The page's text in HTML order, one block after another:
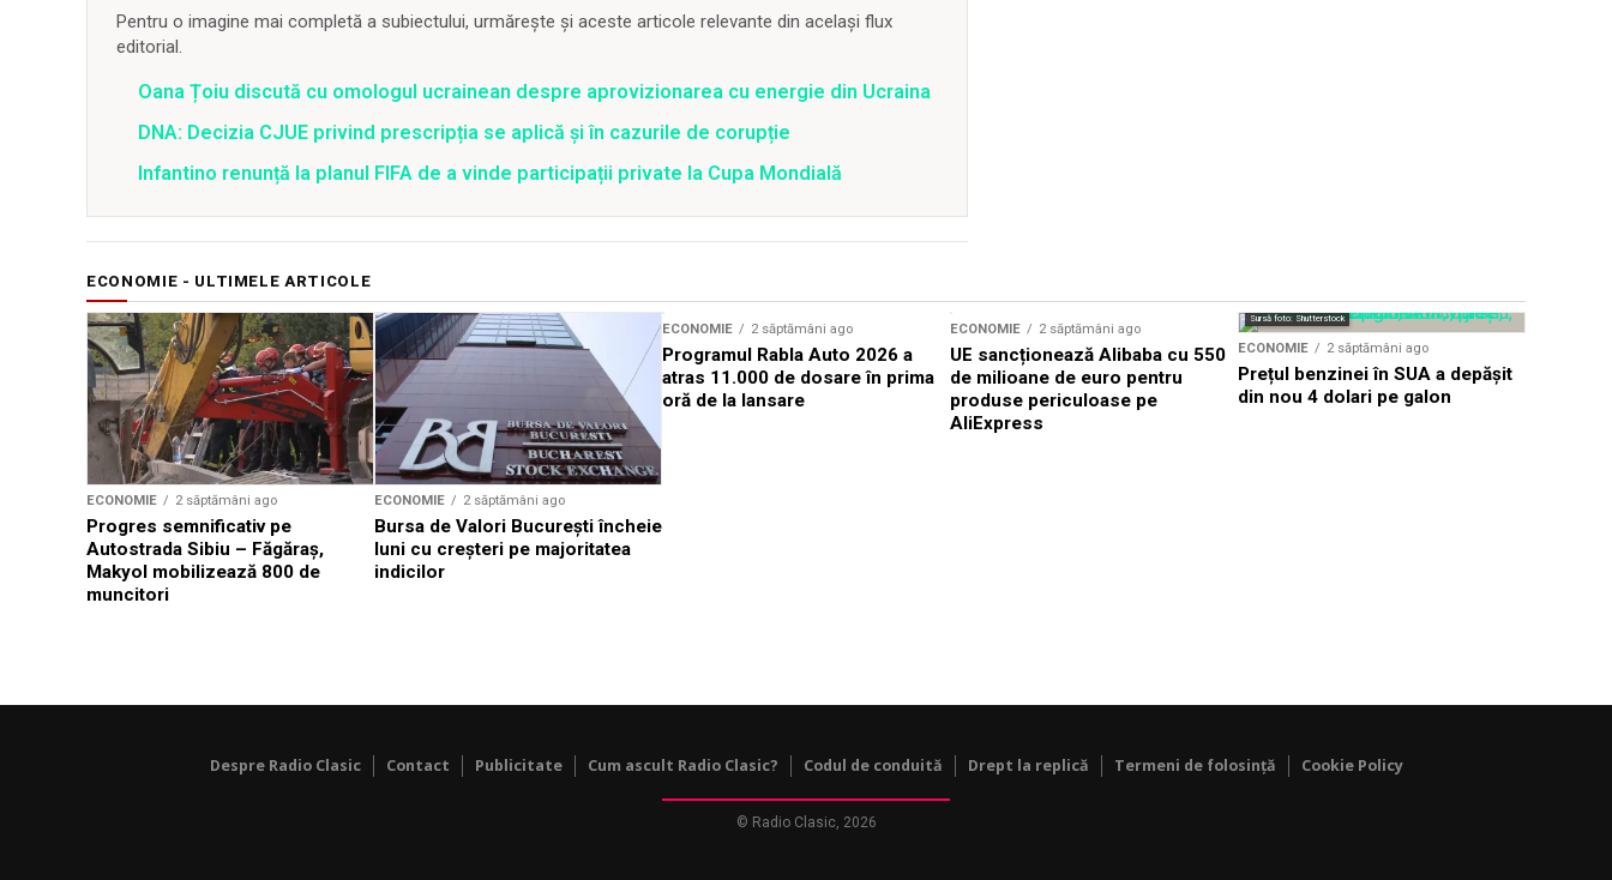
Pentru o imagine mai completă a subiectului, urmărește și aceste articole relevante din același flux
editorial.
Oana Țoiu discută cu omologul ucrainean despre aprovizionarea cu energie din Ucraina
DNA: Decizia CJUE privind prescripția se aplică și în cazurile de corupție
Infantino renunță la planul FIFA de a vinde participații private la Cupa Mondială
ECONOMIE - ULTIMELE ARTICOLE
ECONOMIE 2 săptămâni ago
Progres semnificativ pe
Autostrada Sibiu – Făgăraş,
Makyol mobilizează 800 de
muncitori
ECONOMIE 2 săptămâni ago
Bursa de Valori Bucureşti încheie
luni cu creșteri pe majoritatea
indicilor
ECONOMIE 2 săptămâni ago
Programul Rabla Auto 2026 a
atras 11.000 de dosare în prima
oră de la lansare
ECONOMIE 2 săptămâni ago
UE sancționează Alibaba cu 550
de milioane de euro pentru
produse periculoase pe
AliExpress
Sursă foto: Shutterstock
ECONOMIE 2 săptămâni ago
Prețul benzinei în SUA a depășit
din nou 4 dolari pe galon
Despre Radio Clasic Contact Publicitate Cum ascult Radio Clasic? Codul de conduită Drept la replică Termeni de folosință Cookie Policy
© Radio Clasic, 2026